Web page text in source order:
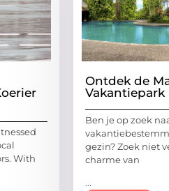
With
Ontdek de
Ben je op zoek
gezin? Zoek niet
charme van
...